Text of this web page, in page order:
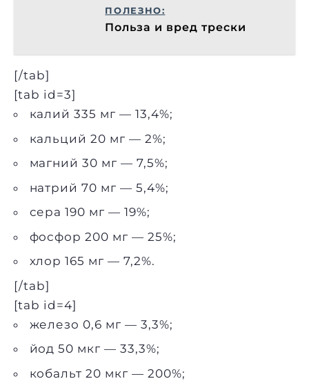
ПОЛЕЗНО:
Польза и вред трески
[/tab]
[tab id=3]
калий 335 мг — 13,4%;
кальций 20 мг — 2%;
магний 30 мг — 7,5%;
натрий 70 мг — 5,4%;
сера 190 мг — 19%;
фосфор 200 мг — 25%;
хлор 165 мг — 7,2%.
[/tab]
[tab id=4]
железо 0,6 мг — 3,3%;
йод 50 мкг — 33,3%;
кобальт 20 мкг — 200%;